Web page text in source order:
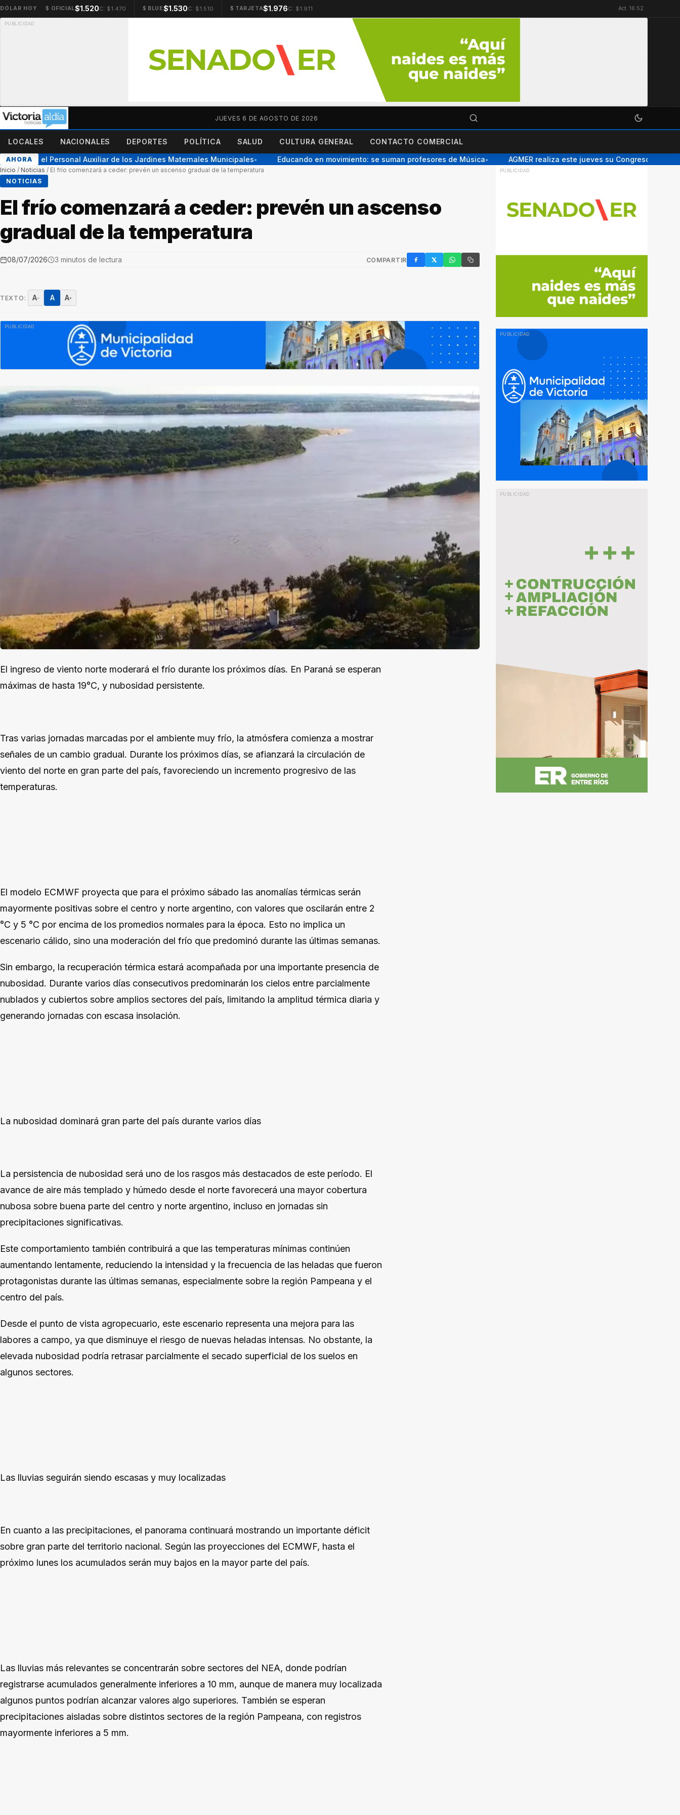
DÓLAR HOY $ OFICIAL$1.520C: $1.470 $ BLUE$1.530C: $1.510 $ TARJETA$1.976C: $1.911 Act. 16:52
JUEVES 6 DE AGOSTO DE 2026
LOCALES NACIONALES DEPORTES POLÍTICA SALUD CULTURA GENERAL CONTACTO COMERCIAL
AHORA
para el Personal Auxiliar de los Jardines Maternales Municipales ● Educando en movimiento: se suman profesores de Música● AGMER realiza este jueves su Congreso
Inicio / Noticias / El frío comenzará a ceder: prevén un ascenso gradual de la temperatura
NOTICIAS
El frío comenzará a ceder: prevén un ascenso
gradual de la temperatura
08/07/2026 3 minutos de lectura COMPARTIR
FacebookX / TwitterWhatsAppCopiar enlace
TEXTO: A− A A+
El ingreso de viento norte moderará el frío durante los próximos días. En Paraná se esperan
máximas de hasta 19°C, y nubosidad persistente.
Tras varias jornadas marcadas por el ambiente muy frío, la atmósfera comienza a mostrar
señales de un cambio gradual. Durante los próximos días, se afianzará la circulación de
viento del norte en gran parte del país, favoreciendo un incremento progresivo de las
temperaturas.
El modelo ECMWF proyecta que para el próximo sábado las anomalías térmicas serán
mayormente positivas sobre el centro y norte argentino, con valores que oscilarán entre 2
°C y 5 °C por encima de los promedios normales para la época. Esto no implica un
escenario cálido, sino una moderación del frío que predominó durante las últimas semanas.
Sin embargo, la recuperación térmica estará acompañada por una importante presencia de
nubosidad. Durante varios días consecutivos predominarán los cielos entre parcialmente
nublados y cubiertos sobre amplios sectores del país, limitando la amplitud térmica diaria y
generando jornadas con escasa insolación.
La nubosidad dominará gran parte del país durante varios días
La persistencia de nubosidad será uno de los rasgos más destacados de este período. El
avance de aire más templado y húmedo desde el norte favorecerá una mayor cobertura
nubosa sobre buena parte del centro y norte argentino, incluso en jornadas sin
precipitaciones significativas.
Este comportamiento también contribuirá a que las temperaturas mínimas continúen
aumentando lentamente, reduciendo la intensidad y la frecuencia de las heladas que fueron
protagonistas durante las últimas semanas, especialmente sobre la región Pampeana y el
centro del país.
Desde el punto de vista agropecuario, este escenario representa una mejora para las
labores a campo, ya que disminuye el riesgo de nuevas heladas intensas. No obstante, la
elevada nubosidad podría retrasar parcialmente el secado superficial de los suelos en
algunos sectores.
Las lluvias seguirán siendo escasas y muy localizadas
En cuanto a las precipitaciones, el panorama continuará mostrando un importante déficit
sobre gran parte del territorio nacional. Según las proyecciones del ECMWF, hasta el
próximo lunes los acumulados serán muy bajos en la mayor parte del país.
Las lluvias más relevantes se concentrarán sobre sectores del NEA, donde podrían
registrarse acumulados generalmente inferiores a 10 mm, aunque de manera muy localizada
algunos puntos podrían alcanzar valores algo superiores. También se esperan
precipitaciones aisladas sobre distintos sectores de la región Pampeana, con registros
mayormente inferiores a 5 mm.